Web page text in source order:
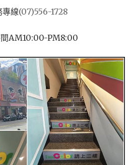
專線(07)556-1728
間AM10:00-PM8:00